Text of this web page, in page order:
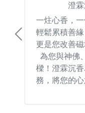
澄
一炷心香，
輕鬆累積善
更是您改善
為您與神佛
樑！澄霖沉
務，將您的
Previous